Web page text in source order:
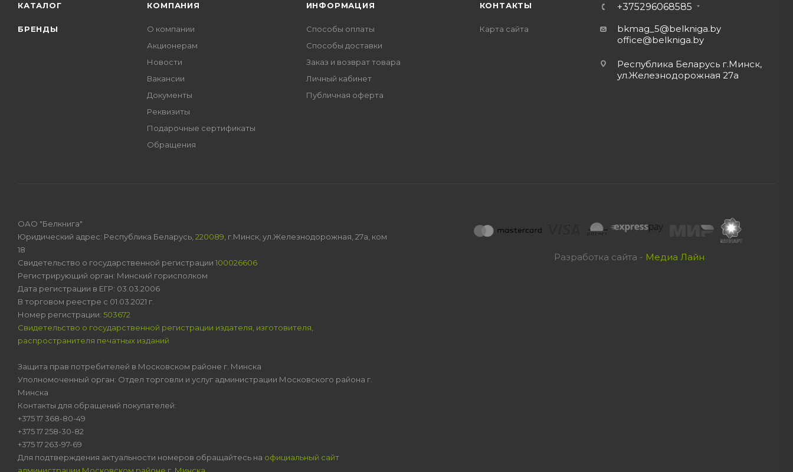
КАТАЛОГ
БРЕНДЫ
КОМПАНИЯ
О компании
Акционерам
Новости
Вакансии
Документы
Реквизиты
Подарочные сертификаты
Обращения
ИНФОРМАЦИЯ
Способы оплаты
Способы доставки
Заказ и возврат товара
Личный кабинет
Публичная оферта
КОНТАКТЫ
Карта сайта
+375296068585
bkmag_5@belkniga.by
office@belkniga.by
Республика Беларусь г.Минск,
ул.Железнодорожная 27а
Разработка сайта - Медиа Лайн
ОАО "Белкнига"
Юридический адрес: Республика Беларусь, 220089 , г.Минск, ул.Железнодорожная, 27а, ком
18
Свидетельство о государственной регистрации 100026606
Регистрирующий орган: Минский горисполком
Дата регистрации в ЕГР: 03.03.2006
В торговом реестре с 01.03.2021 г.
Номер регистрации: 503672
Свидетельство о государственной регистрации издателя, изготовителя,
распространителя печатных изданий
Защита прав потребителей в Московском районе г. Минска
Уполномоченный орган: Отдел торговли и услуг администрации Московского района г.
Минска
Контакты для обращений покупателей:
+375 17 368-80-49
+375 17 258-30-82
+375 17 263-97-69
Для подтверждения актуальности номеров обращайтесь на официальный сайт